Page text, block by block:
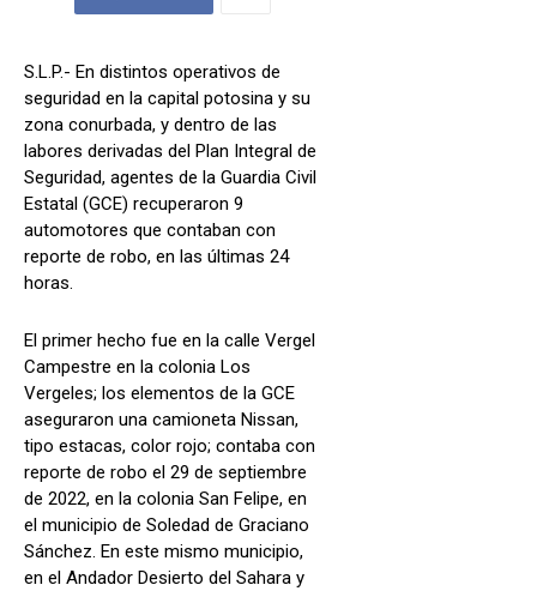
S.L.P.- En distintos operativos de
seguridad en la capital potosina y su
zona conurbada, y dentro de las
labores derivadas del Plan Integral de
Seguridad, agentes de la Guardia Civil
Estatal (GCE) recuperaron 9
automotores que contaban con
reporte de robo, en las últimas 24
horas.
El primer hecho fue en la calle Vergel
Campestre en la colonia Los
Vergeles; los elementos de la GCE
aseguraron una camioneta Nissan,
tipo estacas, color rojo; contaba con
reporte de robo el 29 de septiembre
de 2022, en la colonia San Felipe, en
el municipio de Soledad de Graciano
Sánchez. En este mismo municipio,
en el Andador Desierto del Sahara y